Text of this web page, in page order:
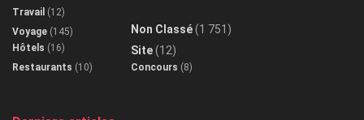
Travail (12)
Voyage (145)
Hôtels (16)
Restaurants (10)
Non Classé(1 751)
Site(12)
Concours (8)